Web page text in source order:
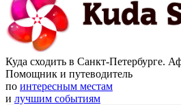
Куда сходить в Санкт-Петербурге.
Помощник и путеводитель
по интересным местам
и лучшим событиям